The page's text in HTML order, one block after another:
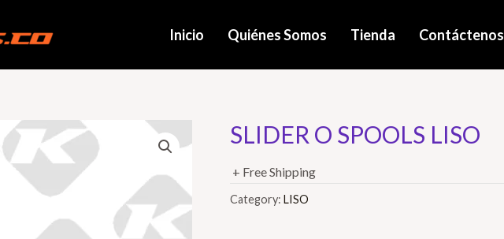
Inicio Quiénes Somos Tienda Contáctenos
SLIDER O SPOOLS LISO
+ Free Shipping
Category: LISO